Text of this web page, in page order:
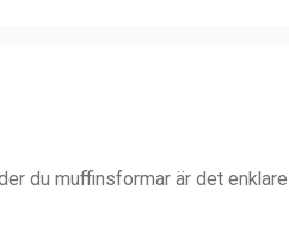
du muffinsformar är det